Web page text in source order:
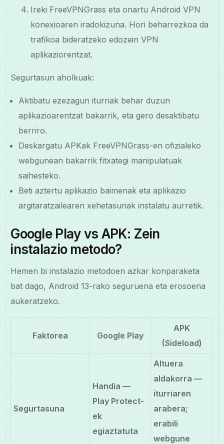
Ireki FreeVPNGrass eta onartu Android VPN
konexioaren iradokizuna. Hori beharrezkoa da
trafikoa bideratzeko edozein VPN
aplikaziorentzat.
Segurtasun aholkuak:
Aktibatu ezezagun iturriak behar duzun
aplikazioarentzat bakarrik, eta gero desaktibatu
berriro.
Deskargatu APKak FreeVPNGrass-en ofizialeko
webgunean bakarrik fitxategi manipulatuak
saihesteko.
Beti aztertu aplikazio baimenak eta aplikazio
argitaratzailearen xehetasunak instalatu aurretik.
Google Play vs APK: Zein
instalazio metodo?
Hemen bi instalazio metodoen azkar konparaketa
bat dago, Android 13-rako seguruena eta erosoena
aukeratzeko.
Faktorea Google Play
APK
(Sideload)
Segurtasuna
Handia —
Play Protect-
ek
egiaztatuta
Altuera
aldakorra —
iturriaren
arabera;
erabili
webgune